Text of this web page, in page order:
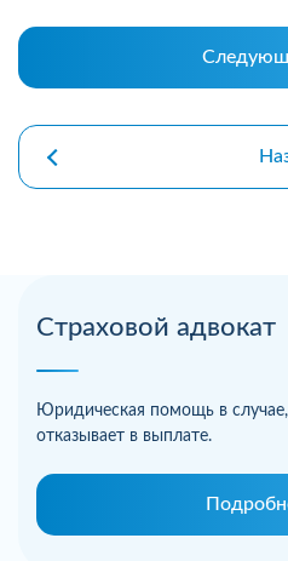
Страховой адвокат
Юридическая помощь в
отказывает в выплате.